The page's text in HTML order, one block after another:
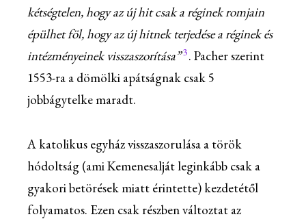
kétségtelen, hogy az újhitcsak a réginek romjain
épülhet föl, hogy az új hitnek terjedése a réginek és
intézményeinek visszaszorítása”3. Pacher szerint
1553-ra a dömölki apátságnak csak 5
jobbágytelke maradt.
A katolikus egyház visszaszorulása a török
hódoltság (ami Kemenesalját leginkább csak a
gyakori betörések miatt érintette) kezdetétől
folyamatos. Ezen csak részben változtat az